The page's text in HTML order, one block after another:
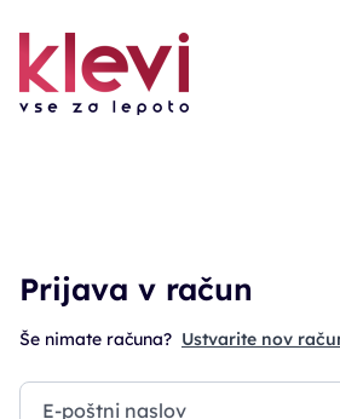
Prijava v račun
Še nimate računa? Ustvarite nov